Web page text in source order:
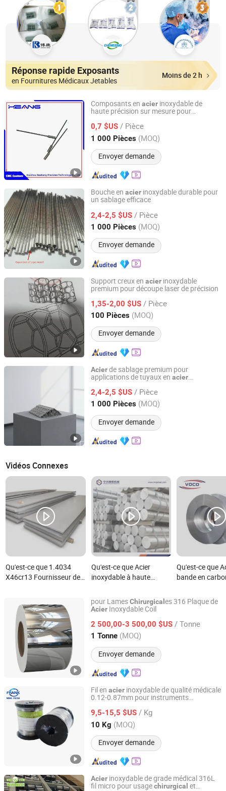
Réponse rapide Exposants
en Fournitures Médicaux Jetables
Moins de 2 h
Composants en acier inoxydable de
haute précision sur mesure pour
0,7 $US / Pièce
1 000 Pièces (MOQ)
Envoyer demande
Huizhou Haobang Precision Technology Co., Ltd
Guangdong, China Depuis 2025
Bouche en acier inoxydable durable pour
un sablage efficace
2,4-2,5 $US / Pièce
1 000 Pièces (MOQ)
Envoyer demande
Dongguan Yuelinsen Metal Technology Co., Ltd.
Guangdong, China Depuis 2025
Support creux en acier inoxydable
premium pour découpe laser de précision
1,35-2,00 $US / Pièce
100 Pièces (MOQ)
Envoyer demande
Dongguan Yuelinsen Metal Technology Co., Ltd.
Guangdong, China Depuis 2025
Acierde sablage premium pour
applications de tuyaux en acier
2,4-2,5 $US / Pièce
1 000 Pièces (MOQ)
Envoyer demande
Dongguan Yuelinsen Metal Technology Co., Ltd.
Guangdong, China Depuis 2025
Vidéos Connexes
Qu'est-ce que 1.4034
X46cr13 Fournisseur de
instruments chirurgicaux
Qu'est-ce que Acier
inoxydable à haute
l'usure, résistant à la
corrosion, martensite à
95Cr18 avec roulements
à billes, outils de coupe,
lames chirurgicales
Qu'est-ce que
bande en
65mn50CRV4
chirurgicale
pour LamesChirurgical es 316 Plaque de
Acier Inoxydable Coil
2 500,00-3 500,00 $US / Tonne
1 Tonne (MOQ)
Envoyer demande
Ningbo Huali Steel Co., Ltd.
Zhejiang, China Depuis 2019
Fil en acier inoxydable de qualité médicale
0.12-0.87mm pour instruments
9,5-15,5 $US / Kg
10 Kg (MOQ)
Envoyer demande
Hebei Frank Wire Mesh Products Co., Ltd.
Hebei, China Depuis 2025
Acier inoxydable de grade médical 316L
fil micro pour usagechirurgical et